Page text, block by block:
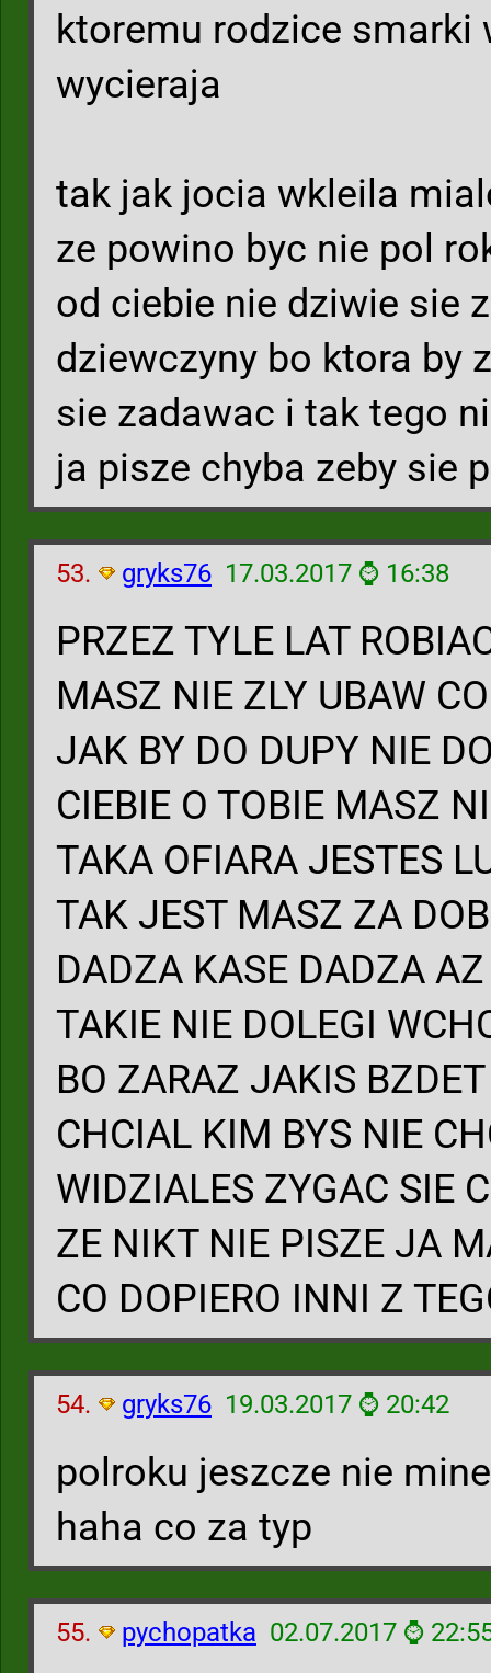
ktoremu rodzice smarki
wycieraja
tak jak jocia wkleila
ze powino byc nie pol
od ciebie nie dziwie sie
dziewczyny bo ktora by
sie zadawac i tak tego
ja pisze chyba zeby sie
53. gryks76 17.03.2017 ⌚ 16:38
PRZEZ TYLE LAT
MASZ NIE ZLY UBAW
JAK BY DO DUPY NIE
CIEBIE O TOBIE MASZ
TAKA OFIARA JESTES
TAK JEST MASZ ZA
DADZA KASE DADZA
TAKIE NIE DOLEGI
BO ZARAZ JAKIS
CHCIAL KIM BYS NIE
WIDZIALES ZYGAC SIE
ZE NIKT NIE PISZE JA
CO DOPIERO INNI Z
54. gryks76 19.03.2017 ⌚ 20:42
polroku jeszcze nie
haha co za typ
55. pychopatka 02.07.2017 ⌚